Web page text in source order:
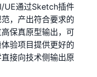
UE通过Sketch插件
，产出符合要求的
保真原型输出，可
验项目提供更好的
接向技术侧输出原